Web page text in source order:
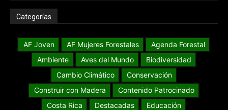
Categorías
AF Joven AF Mujeres Forestales
Agenda Forestal
Ambiente
Aves del Mundo
Biodiversidad
Cambio Climático
Conservación
Construir con Madera
Contenido Patrocinado
Costa Rica
Destacadas
Educación